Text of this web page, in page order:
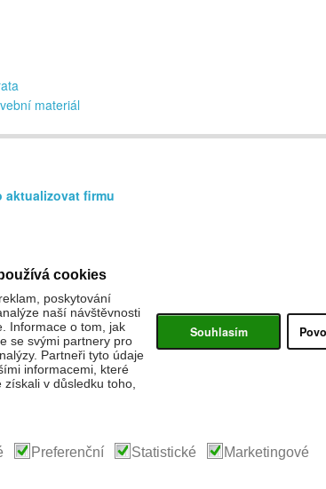
materiál
aktualizovat firmu
cookies
poskytování
naší návštěvnosti
Informace o tom, jak
se svými partnery pro
Partneři tyto údaje
informacemi, které
získali v důsledku toho,
Souhlasím
Preferenční Statistické Marketingové